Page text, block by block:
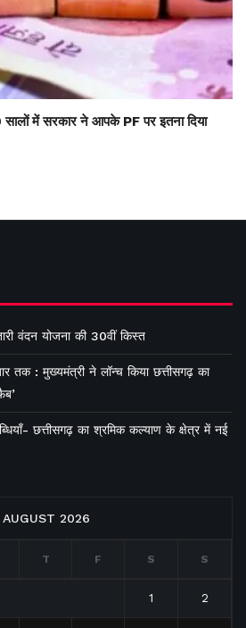
सालों में सरकार ने आपके PF पर इतना दिया
वंदन योजना की 30वीं किस्त
तक : मुख्यमंत्री ने लॉन्च किया छत्तीसगढ़ का
छत्तीसगढ़ का श्रमिक कल्याण के क्षेत्र में नई
AUGUST 2026
T F S S
1 2